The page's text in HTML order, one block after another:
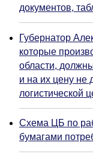
документов,
Губернатор
которые
области,
и на их цену не
логистической
Схема ЦБ по
бумагами